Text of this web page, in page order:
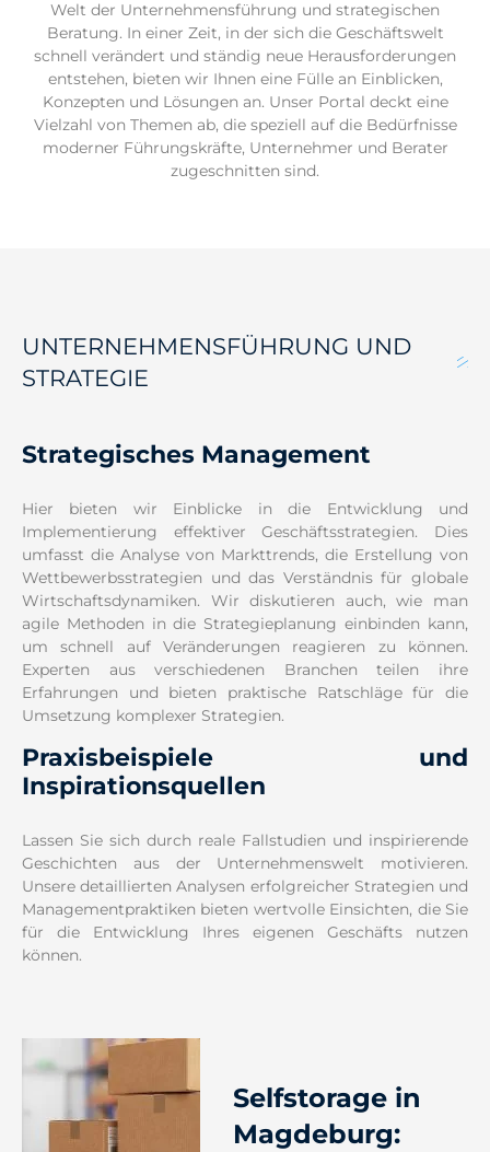
Welt der Unternehmensführung und strategischen
Beratung. In einer Zeit, in der sich die Geschäftswelt
schnell verändert und ständig neue Herausforderungen
entstehen, bieten wir Ihnen eine Fülle an Einblicken,
Konzepten und Lösungen an. Unser Portal deckt eine
Vielzahl von Themen ab, die speziell auf die Bedürfnisse
moderner Führungskräfte, Unternehmer und Berater
zugeschnitten sind.
UNTERNEHMENSFÜHRUNG UND
STRATEGIE
Strategisches Management
Hier bieten wir Einblicke in die Entwicklung und
Implementierung effektiver Geschäftsstrategien. Dies
umfasst die Analyse von Markttrends, die Erstellung von
Wettbewerbsstrategien und das Verständnis für globale
Wirtschaftsdynamiken. Wir diskutieren auch, wie man
agile Methoden in die Strategieplanung einbinden kann,
um schnell auf Veränderungen reagieren zu können.
Experten aus verschiedenen Branchen teilen ihre
Erfahrungen und bieten praktische Ratschläge für die
Umsetzung komplexer Strategien.
Praxisbeispiele und
Inspirationsquellen
Lassen Sie sich durch reale Fallstudien und inspirierende
Geschichten aus der Unternehmenswelt motivieren.
Unsere detaillierten Analysen erfolgreicher Strategien und
Managementpraktiken bieten wertvolle Einsichten, die Sie
für die Entwicklung Ihres eigenen Geschäfts nutzen
können.
Selfstorage in
Magdeburg: